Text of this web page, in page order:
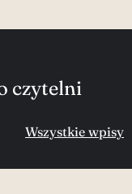
czytelni
Wszystkie wpisy